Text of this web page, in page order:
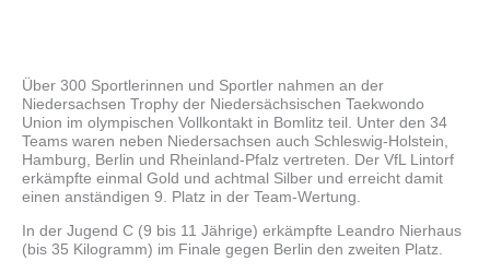
Über 300 Sportlerinnen und Sportler nahmen an der
Niedersachsen Trophy der Niedersächsischen Taekwondo
Union im olympischen Vollkontakt in Bomlitz teil. Unter den 34
Teams waren neben Niedersachsen auch Schleswig-Holstein,
Hamburg, Berlin und Rheinland-Pfalz vertreten. Der VfL Lintorf
erkämpfte einmal Gold und achtmal Silber und erreicht damit
einen anständigen 9. Platz in der Team-Wertung.
In der Jugend C (9 bis 11 Jährige) erkämpfte Leandro Nierhaus
(bis 35 Kilogramm) im Finale gegen Berlin den zweiten Platz.